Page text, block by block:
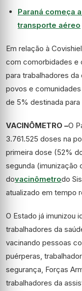
Paraná começa
transporte aéreo
Em relação à
com comorbidades e
para trabalhadores
povos e
de 5% destinada para
VACINÔMETRO –O
3.761.525 doses na
primeira dose (52%
segunda (imunização
dovacinômetrodo
atualizado em tempo
O Estado já imunizou
trabalhadores da
vacinando pessoas
puérperas,
segurança, Forças
trabalhadores da